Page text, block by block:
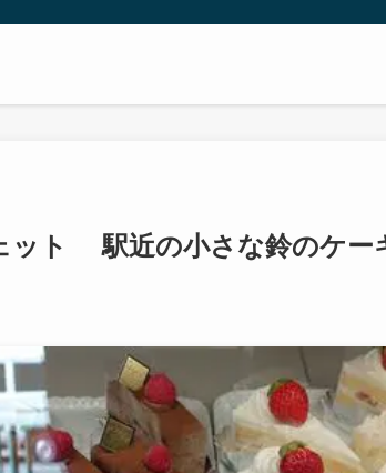
ット 駅近の小さな鈴のケー